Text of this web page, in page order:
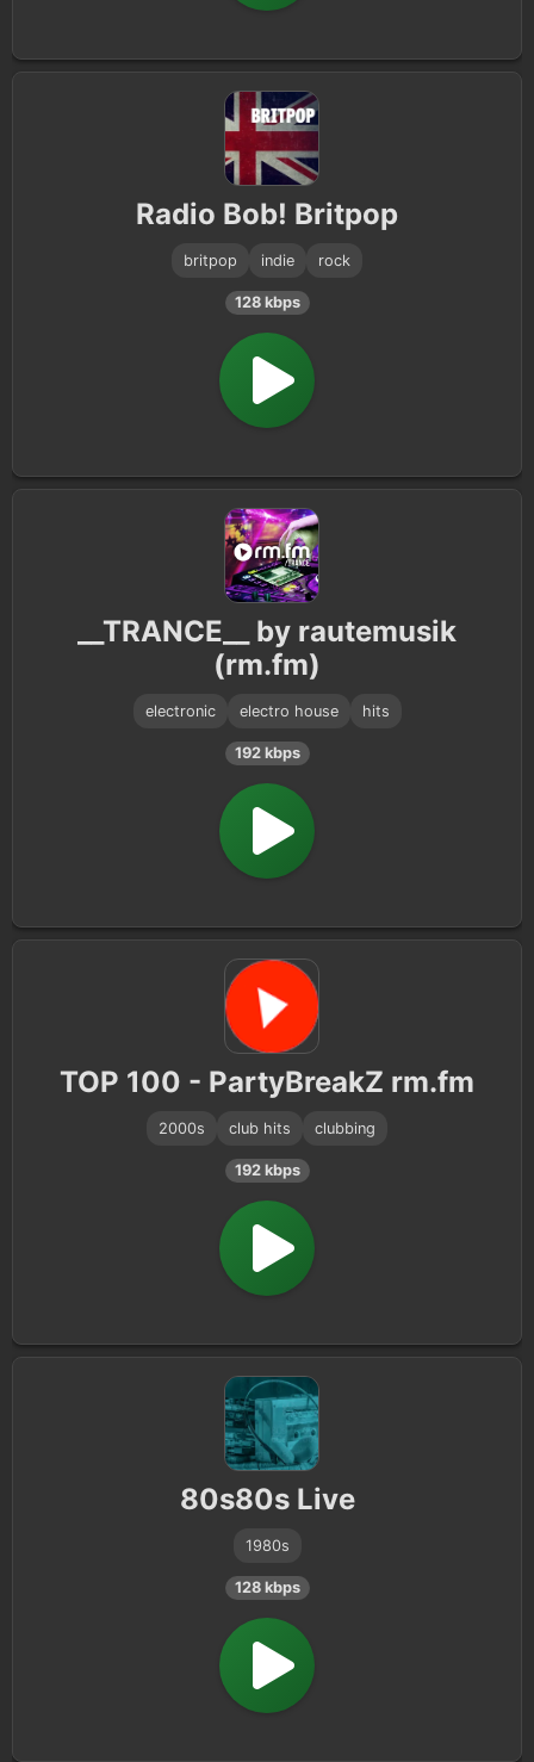
Radio Bob! Britpop
britpop indie rock
128 kbps
__TRANCE__ by rautemusik
(rm.fm)
electronic electro house hits
192 kbps
TOP 100 - PartyBreakZ rm.fm
2000s club hits clubbing
192 kbps
80s80s Live
1980s
128 kbps